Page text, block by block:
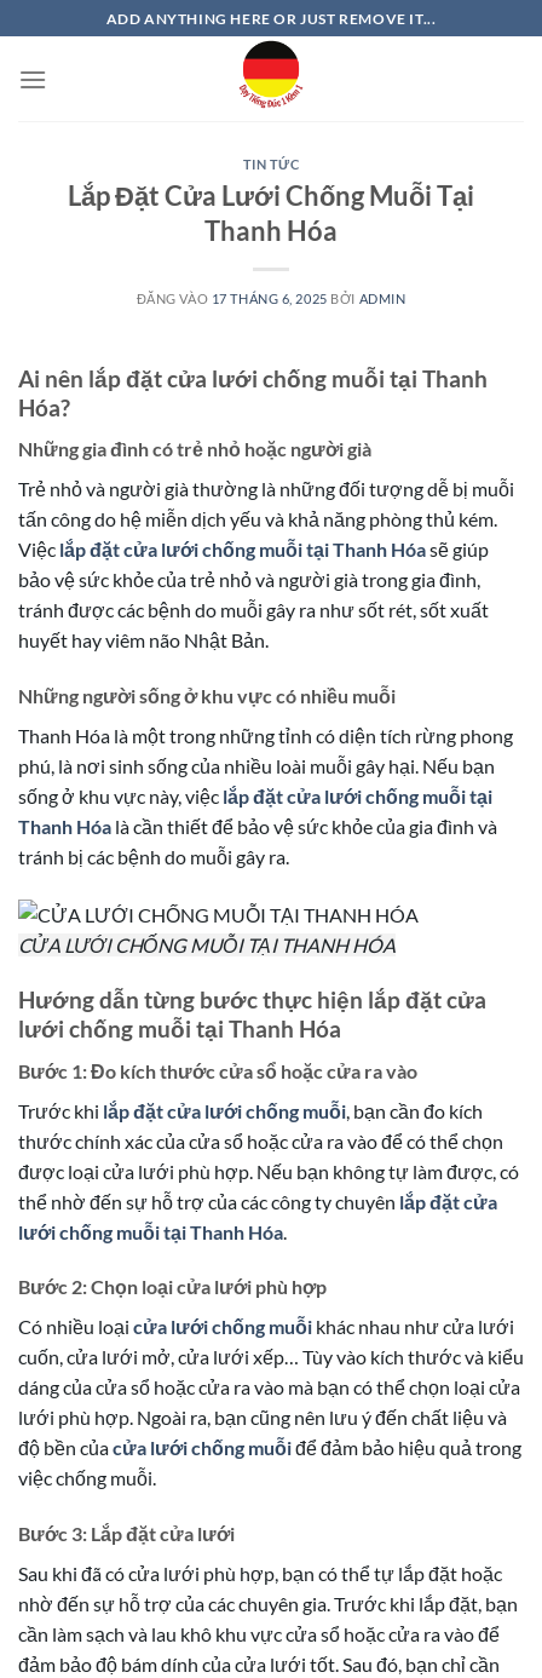
qua
nội
ADD ANYTHING HERE OR JUST REMOVE IT...
TIN TỨC
Lắp Đặt Cửa Lưới Chống Muỗi Tại
Thanh Hóa
ĐĂNG VÀO 17 THÁNG 6, 2025 BỞI ADMIN
Ai nên lắp đặt cửa lưới chống muỗi tại Thanh
Hóa?
Những gia đình có trẻ nhỏ hoặc người già
Trẻ nhỏ và người già thường là những đối tượng dễ bị muỗi
tấn công do hệ miễn dịch yếu và khả năng phòng thủ kém.
Việc lắp đặt cửa lưới chống muỗi tại Thanh Hóasẽ giúp
bảo vệ sức khỏe của trẻ nhỏ và người già trong gia đình,
tránh được các bệnh do muỗi gây ra như sốt rét, sốt xuất
huyết hay viêm não Nhật Bản.
Những người sống ở khu vực có nhiều muỗi
Thanh Hóa là một trong những tỉnh có diện tích rừng phong
phú, là nơi sinh sống của nhiều loài muỗi gây hại. Nếu bạn
sống ở khu vực này, việc lắp đặt cửa lưới chống muỗi tại
Thanh Hóa là cần thiết để bảo vệ sức khỏe của gia đình và
tránh bị các bệnh do muỗi gây ra.
CỬA LƯỚI CHỐNG MUỖI TẠI THANH HÓA
Hướng dẫn từng bước thực hiện lắp đặt cửa
lưới chống muỗi tại Thanh Hóa
Bước 1: Đo kích thước cửa sổ hoặc cửa ra vào
Trước khi lắp đặt cửa lưới chống muỗi , bạn cần đo kích
thước chính xác của cửa sổ hoặc cửa ra vào để có thể chọn
được loại cửa lưới phù hợp. Nếu bạn không tự làm được, có
thể nhờ đến sự hỗ trợ của các công ty chuyên lắp đặt cửa
lưới chống muỗi tại Thanh Hóa
Bước 2: Chọn loại cửa lưới phù hợp
Có nhiều loại cửa lưới chống muỗi khác nhau như cửa lưới
cuốn, cửa lưới mở, cửa lưới xếp… Tùy vào kích thước và kiểu
dáng của cửa sổ hoặc cửa ra vào mà bạn có thể chọn loại cửa
lưới phù hợp. Ngoài ra, bạn cũng nên lưu ý đến chất liệu và
độ bền củacửa lưới chống muỗiđể đảm bảo hiệu quả trong
việc chống muỗi.
Bước 3: Lắp đặt cửa lưới
Sau khi đã có cửa lưới phù hợp, bạn có thể tự lắp đặt hoặc
nhờ đến sự hỗ trợ của các chuyên gia. Trước khi lắp đặt, bạn
cần làm sạch và lau khô khu vực cửa sổ hoặc cửa ra vào để
đảm bảo độ bám dính của cửa lưới tốt. Sau đó, bạn chỉ cần